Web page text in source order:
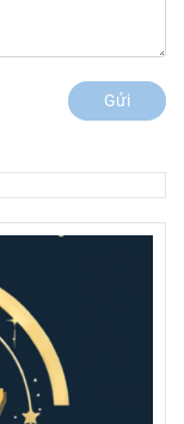
Gửi